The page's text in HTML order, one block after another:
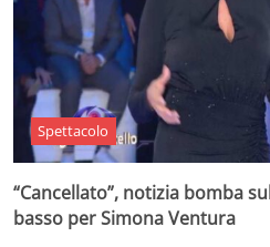
Spettacolo
“Cancellato”, notizia bomba
basso per Simona Ventura